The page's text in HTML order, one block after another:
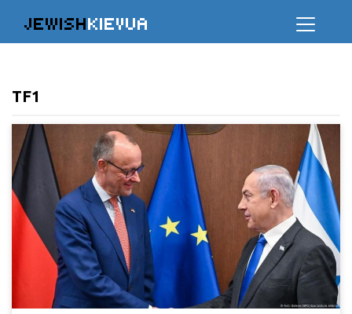
JEWISHKIEVUA
TF1